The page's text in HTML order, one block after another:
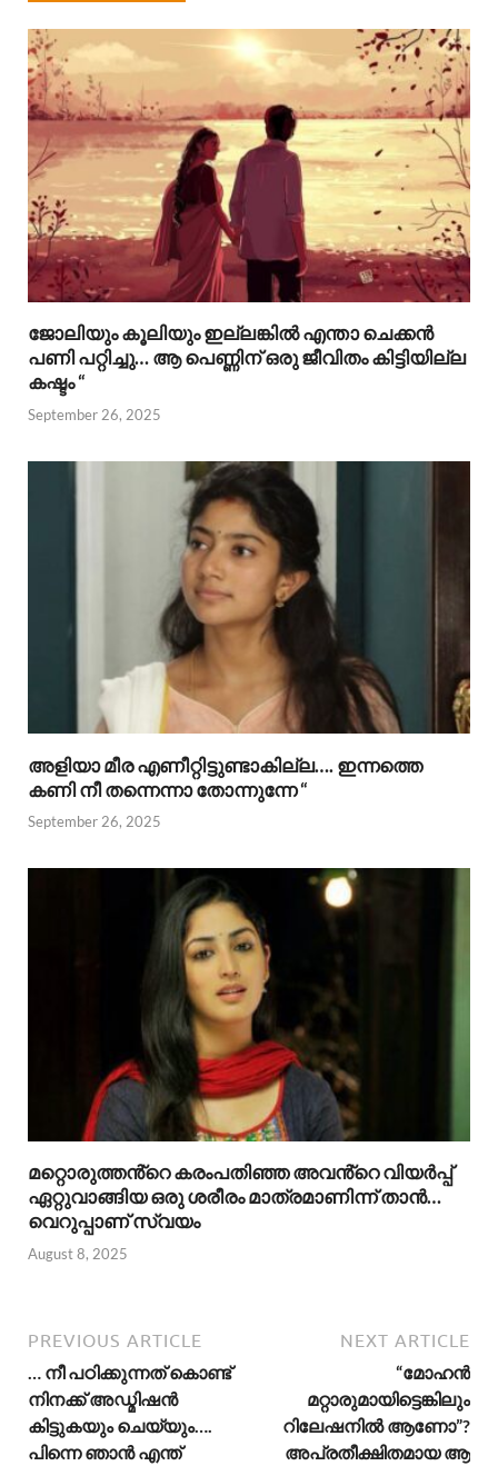
ജോലിയും കൂലിയും ഇല്ലങ്കിൽ എന്താ ചെക്കൻ
പണി പറ്റിച്ചു… ആ പെണ്ണിന് ഒരു ജീവിതം കിട്ടിയില്ല
കഷ്ടം “
September 26, 2025
അളിയാ മീര എണീറ്റിട്ടുണ്ടാകില്ല…. ഇന്നത്തെ
കണി നീ തന്നെന്നാ തോന്നുന്നേ “
September 26, 2025
മറ്റൊരുത്തൻ്റെ കരംപതിഞ്ഞ അവൻ്റെ വിയർപ്പ്
ഏറ്റുവാങ്ങിയ ഒരു ശരീരം മാത്രമാണിന്ന് താൻ…
വെറുപ്പാണ് സ്വയം
August 8, 2025
PREVIOUS ARTICLE
… നീ പഠിക്കുന്നത് കൊണ്ട്
നിനക്ക് അഡ്മിഷൻ
കിട്ടുകയും ചെയ്യും….
പിന്നെ ഞാൻ എന്ത്‌
NEXT ARTICLE
“മോഹൻ
മറ്റാരുമായിട്ടെങ്കിലും
റിലേഷനിൽ ആണോ”?
അപ്രതീക്ഷിതമായ ആ